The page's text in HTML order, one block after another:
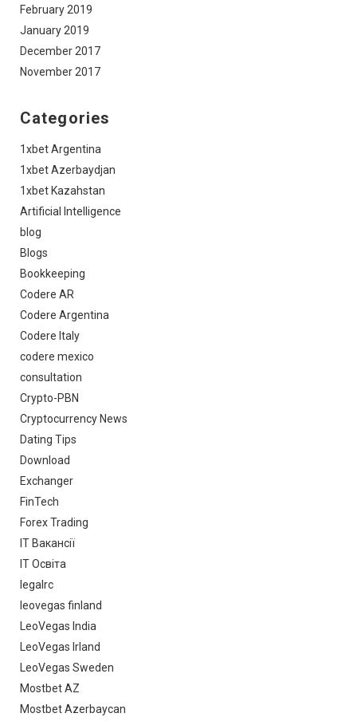
February 2019
January 2019
December 2017
November 2017
Categories
1xbet Argentina
1xbet Azerbaydjan
1xbet Kazahstan
Artificial Intelligence
blog
Blogs
Bookkeeping
Codere AR
Codere Argentina
Codere Italy
codere mexico
consultation
Crypto-PBN
Cryptocurrency News
Dating Tips
Download
Exchanger
FinTech
Forex Trading
IT Вакансії
IT Освіта
legalrc
leovegas finland
LeoVegas India
LeoVegas Irland
LeoVegas Sweden
Mostbet AZ
Mostbet Azerbaycan